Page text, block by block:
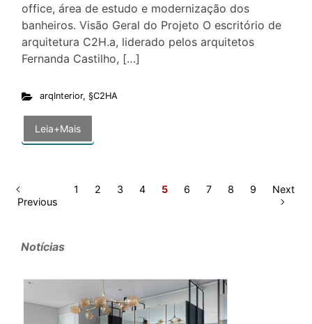
office, área de estudo e modernização dos
banheiros. Visão Geral do Projeto O escritório de
arquitetura C2H.a, liderado pelos arquitetos
Fernanda Castilho, […]
arqInterior, §C2HA
Leia+Mais
Previous
1 2 3 4 5 6 7 8 9 Next
Notícias